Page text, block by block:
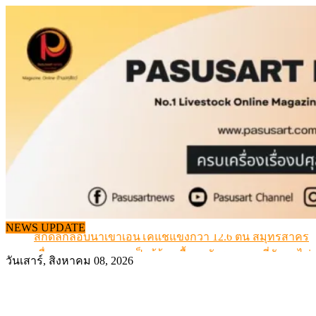
content
NEWS UPDATE
สกัดลักลอบนำเข้าเอ็นโคแช่แข็งกว่า 12.6 ตัน สมุทรสาคร
เมื่อเกษตรกรถูกมองเป็นผู้ร้ายเบื้องหลังราคาหมูที่สังคมไม่
สุดอั้น! ไข่ไก่หน้าฟาร์มปรับขึ้นอีก 6 บาท/แผง เริ่ม 7 ส.ค.69
วันเสาร์, สิงหาคม 08, 2026